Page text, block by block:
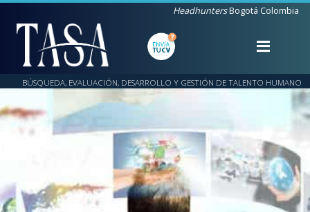
HeadhuntersBogotá Colombia
BÚSQUEDA, EVALUACIÓN, DESARROLLO Y GESTIÓN DE TALENTO HUMANO